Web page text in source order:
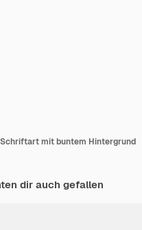
mit buntem Hintergrund
dir auch gefallen